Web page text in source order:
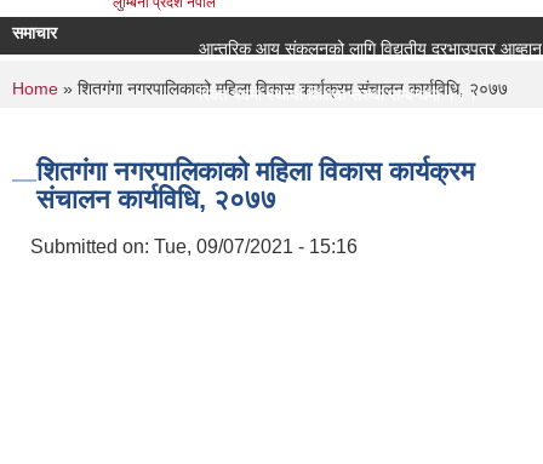
समाचार
आन्तरिक आय संकलनको लागि विद्युतीय दरभाउपत्र आब्हान
रिक्त पदमा स्थायी शिक्षक सरुवा सम्बन्धमा ।।।
You are here
Home » शितगंगा नगरपालिकाको महिला विकास कार्यक्रम संचालन कार्यविधि, २०७७
शितगंगा नगरपालिकाको महिला विकास कार्यक्रम
संचालन कार्यविधि, २०७७
Submitted on: Tue, 09/07/2021 - 15:16